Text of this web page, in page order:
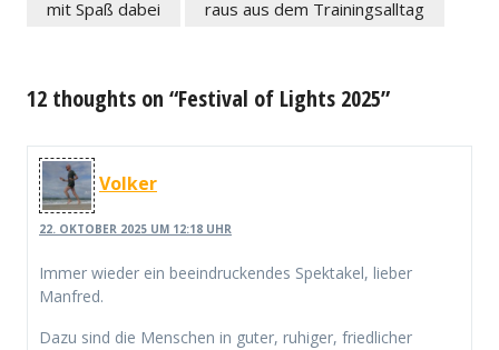
mit Spaß dabei
raus aus dem Trainingsalltag
12 thoughts on “Festival of Lights 2025”
Volker
22. OKTOBER 2025 UM 12:18 UHR
Immer wieder ein beeindruckendes Spektakel, lieber
Manfred.
Dazu sind die Menschen in guter, ruhiger, friedlicher